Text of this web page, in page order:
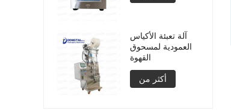
آلة تعبئة الأكياس
العمودية لمسحوق
القهوة
أكثر من